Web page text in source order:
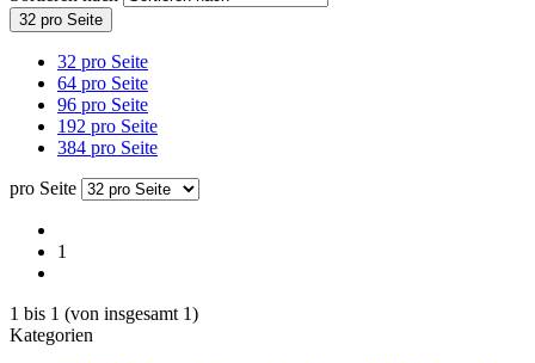
32 pro Seite
32 pro Seite
64 pro Seite
96 pro Seite
192 pro Seite
384 pro Seite
pro Seite
1
1 bis 1 (von insgesamt 1)
Kategorien